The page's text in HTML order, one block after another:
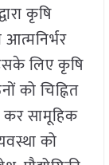
कृषि
लिए कृषि
को चिह्नित
कर सामूहिक
को